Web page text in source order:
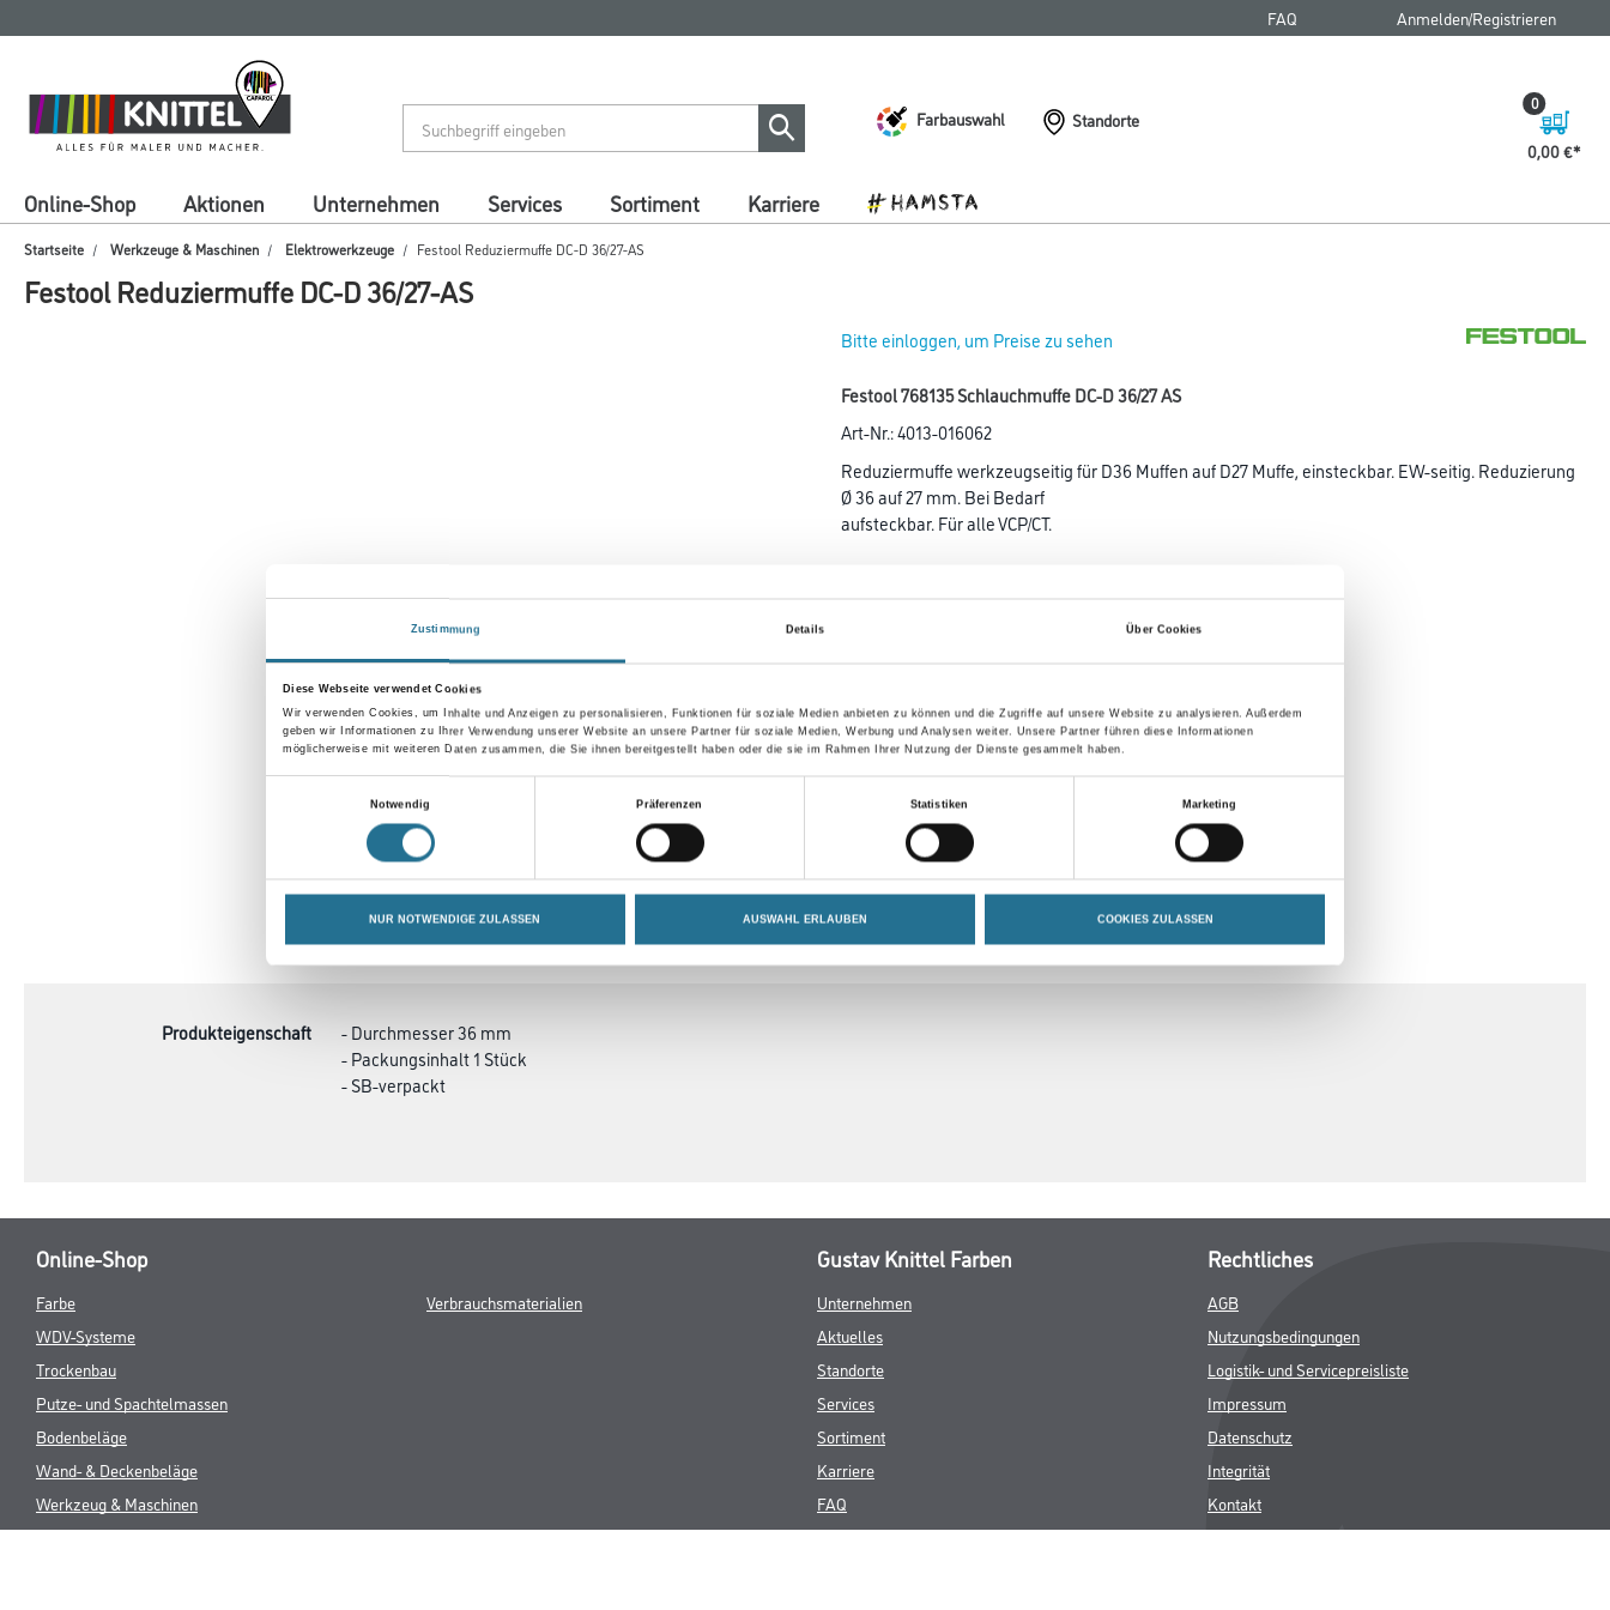
Zustimmung Details Über Cookies
Diese Webseite verwendet Cookies
Wir verwenden Cookies, um Inhalte und Anzeigen zu personalisieren, Funktionen für soziale Medien anbieten zu können und die Zugriffe auf unsere Website zu analysieren. Außerdem
geben wir Informationen zu Ihrer Verwendung unserer Website an unsere Partner für soziale Medien, Werbung und Analysen weiter. Unsere Partner führen diese Informationen
möglicherweise mit weiteren Daten zusammen, die Sie ihnen bereitgestellt haben oder die sie im Rahmen Ihrer Nutzung der Dienste gesammelt haben.
Notwendig
Präferenzen Statistiken Marketing
NUR NOTWENDIGE ZULASSEN AUSWAHL ERLAUBEN COOKIES ZULASSEN
springen
springen
FAQ Anmelden/Registrieren
Farbauswahl
Standorte
0,00 €
0
Online-Shop Aktionen Unternehmen Services Sortiment Karriere
Startseite Werkzeuge & Maschinen Elektrowerkzeuge Festool Reduziermuffe DC-D 36/27-AS
Festool Reduziermuffe DC-D 36/27-AS
Bitte einloggen, um Preise zu sehen
Festool 768135 Schlauchmuffe DC-D 36/27 AS
Art-Nr.:4013-016062
Reduziermuffe werkzeugseitig für D36 Muffen auf D27 Muffe, einsteckbar. EW-seitig. Reduzierung
Ø 36 auf 27 mm. Bei Bedarf
aufsteckbar. Für alle VCP/CT.
- Durchmesser 36 mm
- Packungsinhalt 1 Stück
Online-Shop
Farbe
WDV-Systeme
Trockenbau
Putze- und Spachtelmassen
Bodenbeläge
Wand- & Deckenbeläge
Gustav Knittel Farben
Unternehmen
Aktuelles
Standorte
Services
Sortiment
Karriere
Rechtliches
AGB
Nutzungsbedingungen
Logistik- und Servicepreisliste
Impressum
Datenschutz
Integrität